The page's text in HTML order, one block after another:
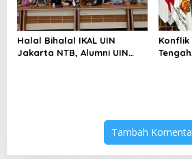
Halal Bihalal IKAL UIN
Jakarta NTB, Alumni UIN
Konflik
Tambah